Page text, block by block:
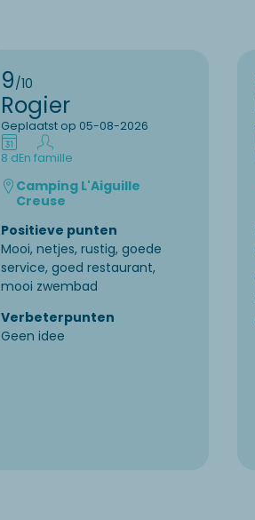
9/10
Rogier
Geplaatst op 05-08-2026
8 dEn famille
Camping L'Aiguille
Creuse
Positieve punten
Mooi, netjes, rustig, goede
service, goed restaurant,
mooi zwembad
Verbeterpunten
Geen idee